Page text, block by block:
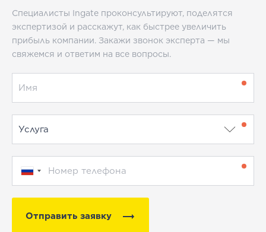
Специалисты Ingate проконсультируют, поделятся
экспертизой и расскажут, как быстрее увеличить
прибыль компании. Закажи звонок эксперта — мы
свяжемся и ответим на все вопросы.
Отправить заявку